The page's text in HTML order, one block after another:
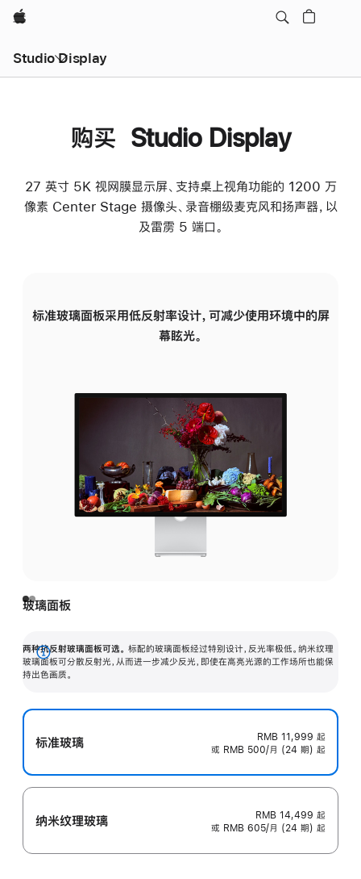
Apple
Studio Display
购买 Studio Display
27 英寸 5K 视网膜显示屏、支持桌上视角功能的 1200 万
像素 Center Stage 摄像头、录音棚级麦克风和扬声器，以
及雷雳 5 端口。
标准玻璃面板采用低反射率设计，可减少使用环境中的屏
幕眩光。
玻璃面板
两种抗反射玻璃面板可选。 标配的玻璃面板经过特别设计，反光率极低。纳米纹理
玻璃面板可分散反射光，从而进一步减少反光，即使在高亮光源的工作场所也能保
持出色画质。
展
开
标准玻璃 RMB 11,999 起
或 RMB 500/月 (24 期) 起
纳米纹理玻璃 RMB 14,499 起
或 RMB 605/月 (24 期) 起